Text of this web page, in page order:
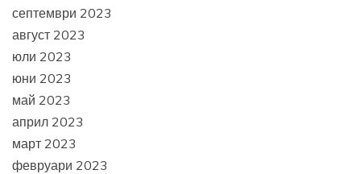
септември 2023
август 2023
юли 2023
юни 2023
май 2023
април 2023
март 2023
февруари 2023